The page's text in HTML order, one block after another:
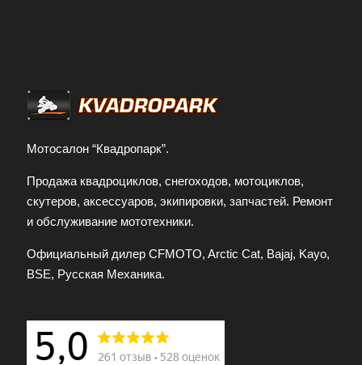
Мотосалон “Квадропарк”.
Продажа квадроциклов, снегоходов, мотоциклов,
скутеров, аксессуаров, экипировки, запчастей. Ремонт
и обслуживание мототехники.
Официальный дилер CFMOTO, Arctic Cat, Bajaj, Kayo,
BSE, Русская Механика.